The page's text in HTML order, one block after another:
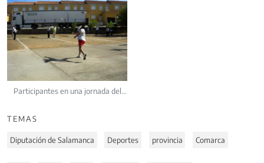
Participantes en una jornada del
fomentar el deporte en los
municipios de la provincia
TEMAS
Diputación de Salamanca Deportes provincia Comarca